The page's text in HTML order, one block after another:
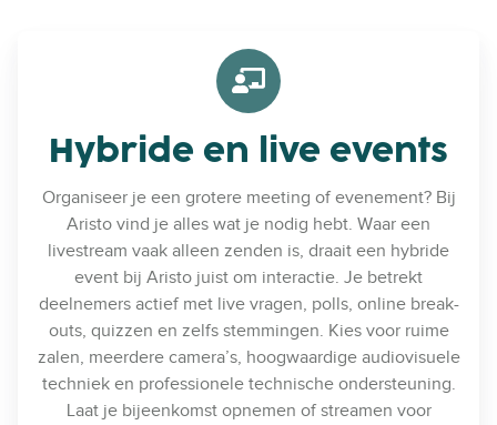
Hybride en live events
Organiseer je een grotere meeting of evenement? Bij
Aristo vind je alles wat je nodig hebt. Waar een
livestream vaak alleen zenden is, draait een hybride
event bij Aristo juist om interactie. Je betrekt
deelnemers actief met live vragen, polls, online break-
outs, quizzen en zelfs stemmingen. Kies voor ruime
zalen, meerdere camera’s, hoogwaardige audiovisuele
techniek en professionele technische ondersteuning.
Laat je bijeenkomst opnemen of streamen voor